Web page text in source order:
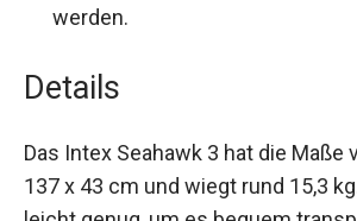
Details
Das Intex Seahawk 3 hat die Maße
137 x 43 cm und wiegt rund 15,3
leicht genug, um es bequem